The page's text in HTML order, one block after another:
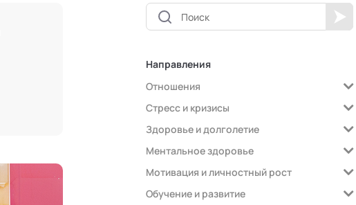
Направления
Отношения
Стресс и кризисы
Здоровье и долголетие
Ментальное здоровье
Мотивация и личностный рост
Обучение и развитие